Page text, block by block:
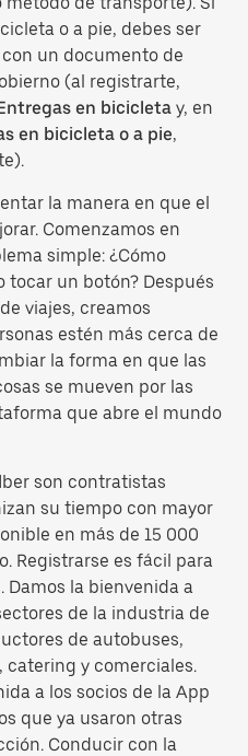
o a pie, debes ser
un documento de
(al registrarte,
en bicicleta y, en
en bicicleta o a pie,
la manera en que el
Comenzamos en
simple: ¿Cómo
tocar un botón? Después
viajes, creamos
estén más cerca de
la forma en que las
se mueven por las
que abre el mundo
son contratistas
su tiempo con mayor
en más de 15 000
Registrarse es fácil para
Damos la bienvenida a
de la industria de
de autobuses,
catering y comerciales.
a los socios de la App
que ya usaron otras
Conducir con la